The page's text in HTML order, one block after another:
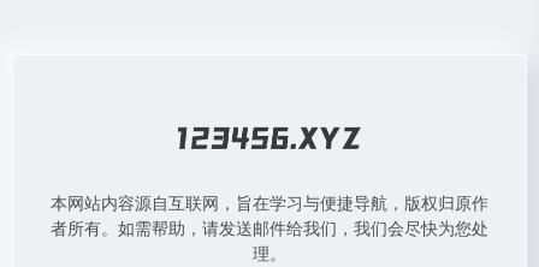
本网站内容源自互联网，旨在学习与便捷导航，版权归原作
者所有。如需帮助，请发送邮件给我们，我们会尽快为您处
理。